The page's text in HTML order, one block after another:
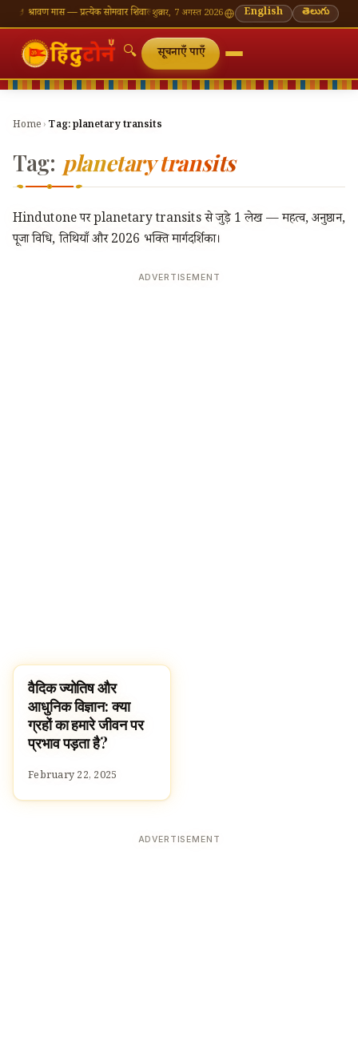
🪔 श्रावण मास — प्रत्येक सोमवार शिवालय दर्शन का महत्व🌸 गणेश चतुर्थी — भाद्रपद शुक्ल चतुर्थी⛩
शुक्रवार, 7 अगस्त 2026 English తెలుగు
🔍 सूचनाएँ पाएँ
Home › Tag:planetary transits
Tag: planetary transits
Hindutone पर planetary transits से जुड़े 1 लेख — महत्व, अनुष्ठान,
पूजा विधि, तिथियाँ और 2026 भक्ति मार्गदर्शिका।
ADVERTISEMENT
HINDUISM
वैदिक ज्योतिष और
आधुनिक विज्ञान: क्या
ग्रहों का हमारे जीवन पर
प्रभाव पड़ता है?
February 22, 2025
ADVERTISEMENT